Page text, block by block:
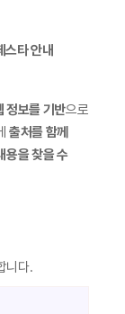
스타 안내
정보를 기반
출처를 함께
용을 찾을 수
니다.